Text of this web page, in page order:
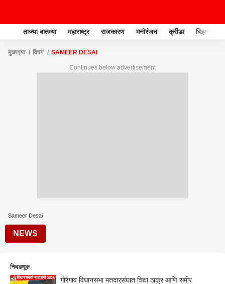
ताज्या बातम्या महाराष्ट्र राजकारण मनोरंजन क्रीडा बिझनेस
मुख्यपृष्ठ विषय SAMEER DESAI
Continues below advertisement
Sameer Desai
NEWS
निवडणूक
गोरेगाव विधानसभा मतदारसंघात विद्या ठाकूर आणि समीर